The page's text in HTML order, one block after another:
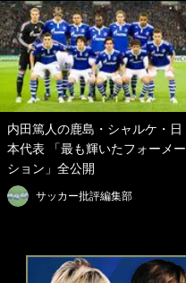
内田篤人の鹿島・シャルケ・日
本代表 「最も輝いたフォーメー
ション」全公開
サッカー批評編集部